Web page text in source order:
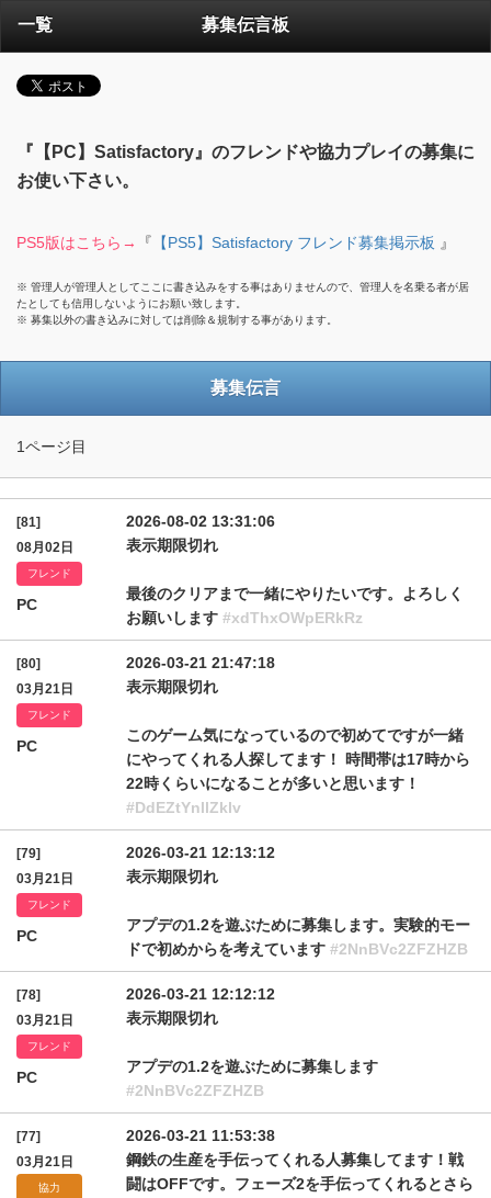
一覧 募集伝言板
『【PC】Satisfactory』のフレンドや協力プレイの募集に
お使い下さい。
PS5版はこちら→ 『 【PS5】Satisfactory フレンド募集掲示板 』
※ 管理人が管理人としてここに書き込みをする事はありませんので、管理人を名乗る者が居
たとしても信用しないようにお願い致します。
※ 募集以外の書き込みに対しては削除＆規制する事があります。
募集伝言
1ページ目
[81]
08月02日
フレンド
PC
2026-08-02 13:31:06
表示期限切れ
最後のクリアまで一緒にやりたいです。よろしく
お願いします #xdThxOWpERkRz
[80]
03月21日
フレンド
PC
2026-03-21 21:47:18
表示期限切れ
このゲーム気になっているので初めてですが一緒
にやってくれる人探してます！ 時間帯は17時から
22時くらいになることが多いと思います！
#DdEZtYnllZklv
[79]
03月21日
フレンド
PC
2026-03-21 12:13:12
表示期限切れ
アプデの1.2を遊ぶために募集します。実験的モー
ドで初めからを考えています #2NnBVc2ZFZHZB
[78]
03月21日
フレンド
PC
2026-03-21 12:12:12
表示期限切れ
アプデの1.2を遊ぶために募集します
#2NnBVc2ZFZHZB
[77]
03月21日
協力
2026-03-21 11:53:38
鋼鉄の生産を手伝ってくれる人募集してます！戦
闘はOFFです。フェーズ2を手伝ってくれるとさら